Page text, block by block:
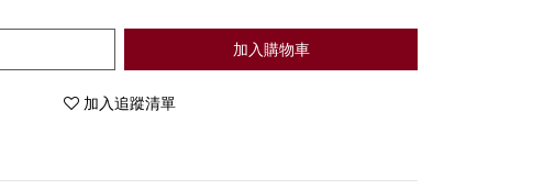
加入購物車
加入追蹤清單